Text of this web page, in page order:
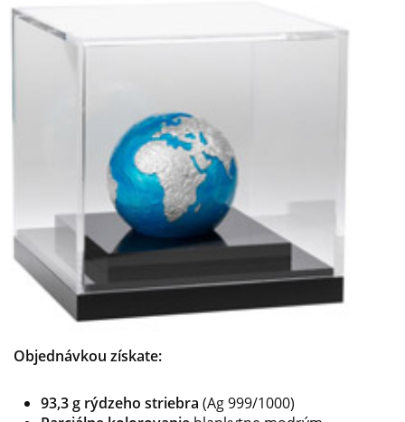
Objednávkou získate:
93,3 g rýdzeho striebra (Ag 999/1000)